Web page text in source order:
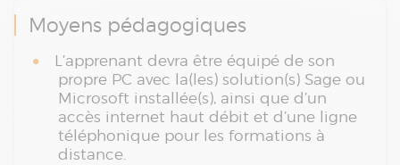
Moyens pédagogiques
L’apprenant devra être équipé de son
propre PC avec la(les) solution(s) Sage ou
Microsoft installée(s), ainsi que d’un
accès internet haut débit et d’une ligne
téléphonique pour les formations à
distance.